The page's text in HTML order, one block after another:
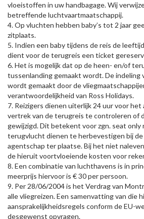
vloeistoffen in uw handbagage. Wij
betreffende luchtvaartmaatschappij.
4. Op vluchten hebben baby’s tot 2 jaar
zitplaats.
5. Indien een baby tijdens de reis de
dient voor de terugreis een ticket
6. Het is mogelijk dat op de heen- en/of
tussenlanding gemaakt wordt. De indeling
wordt gemaakt door de
verantwoordelijkheid van Ross Holidays.
7. Reizigers dienen uiterlijk 24 uur voor
vertrek van de terugreis te controleren of
gewijzigd. Dit betekent voor zgn. seat only
terugvlucht dienen te herbevestigen bij
agentschap ter plaatse. Bij het niet
de hieruit voortvloeiende kosten voor
8. Een combinatie van luchthavens is in
meerprijs hiervoor is € 30 per persoon.
9. Per 28/06/2004 is het Verdrag van
alle vliegreizen. Een samenvatting van die
aansprakelijkheidsregels conform de EU-
desgewenst opvragen.